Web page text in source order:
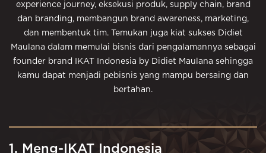
experience journey, eksekusi produk, supply chain, brand
dan branding, membangun brand awareness, marketing,
dan membentuk tim. Temukan juga kiat sukses Didiet
Maulana dalam memulai bisnis dari pengalamannya sebagai
founder brand IKAT Indonesia by Didiet Maulana sehingga
kamu dapat menjadi pebisnis yang mampu bersaing dan
bertahan.
1. Meng-IKAT Indonesia